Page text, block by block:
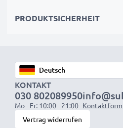
Rückkanal)
– CEC Unterstützung
– HDMI Version 1.4
– Mehrfach geschirmt gegen
Perfekt für:
PRODUKTSICHERHEIT
KONTAKT
030 802089950
Mo - Fr: 10:00 - 21:00
Vertrag widerrufen